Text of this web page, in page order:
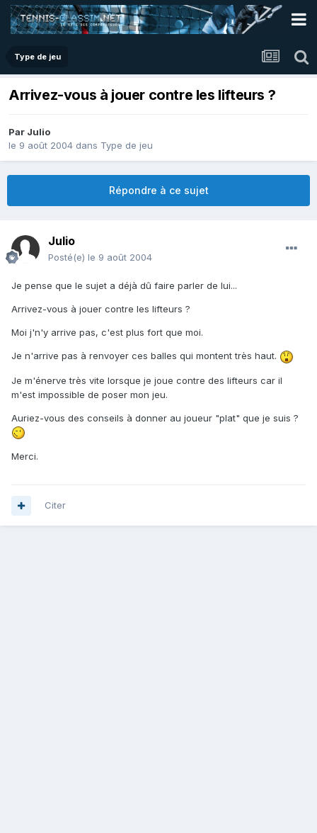
Type de jeu
Arrivez-vous à jouer contre les lifteurs ?
Par Julio
le 9 août 2004 dans Type de jeu
Répondre à ce sujet
Julio
Posté(e) le 9 août 2004
Je pense que le sujet a déjà dû faire parler de lui...
Arrivez-vous à jouer contre les lifteurs ?
Moi j'n'y arrive pas, c'est plus fort que moi.
Je n'arrive pas à renvoyer ces balles qui montent très haut.
Je m'énerve très vite lorsque je joue contre des lifteurs car il
m'est impossible de poser mon jeu.
Auriez-vous des conseils à donner au joueur "plat" que je suis ?
Merci.
Citer